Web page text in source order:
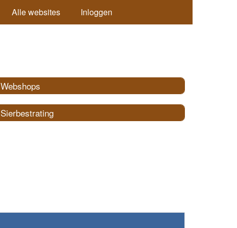
Alle websites Inloggen
Webshops
Sierbestrating